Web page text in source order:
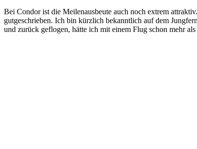
Bei Condor ist die Meilenausbeute auch noch extrem
gutgeschrieben. Ich bin kürzlich bekanntlich auf dem
und zurück geflogen, hätte ich mit einem Flug schon mehr